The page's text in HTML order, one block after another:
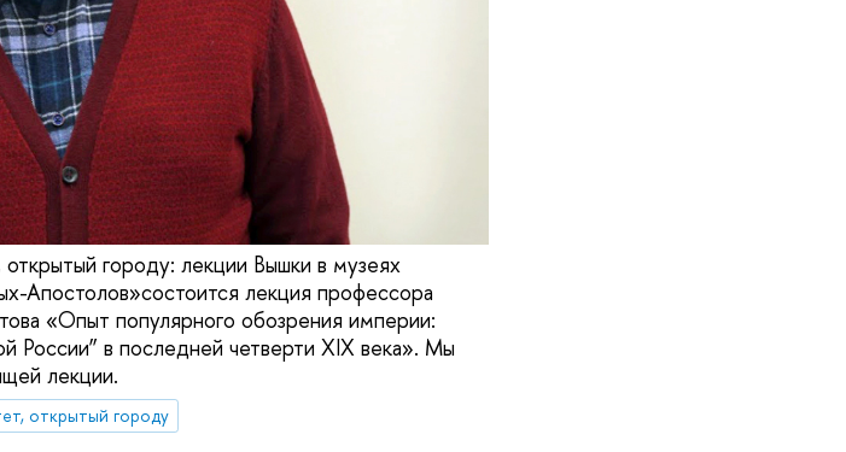
городу: лекции Вышки в музеях
Апостолов»состоится лекция профессора
«Опыт популярного обозрения империи:
России” в последней четверти XIX века». Мы
лекции.
открытый городу